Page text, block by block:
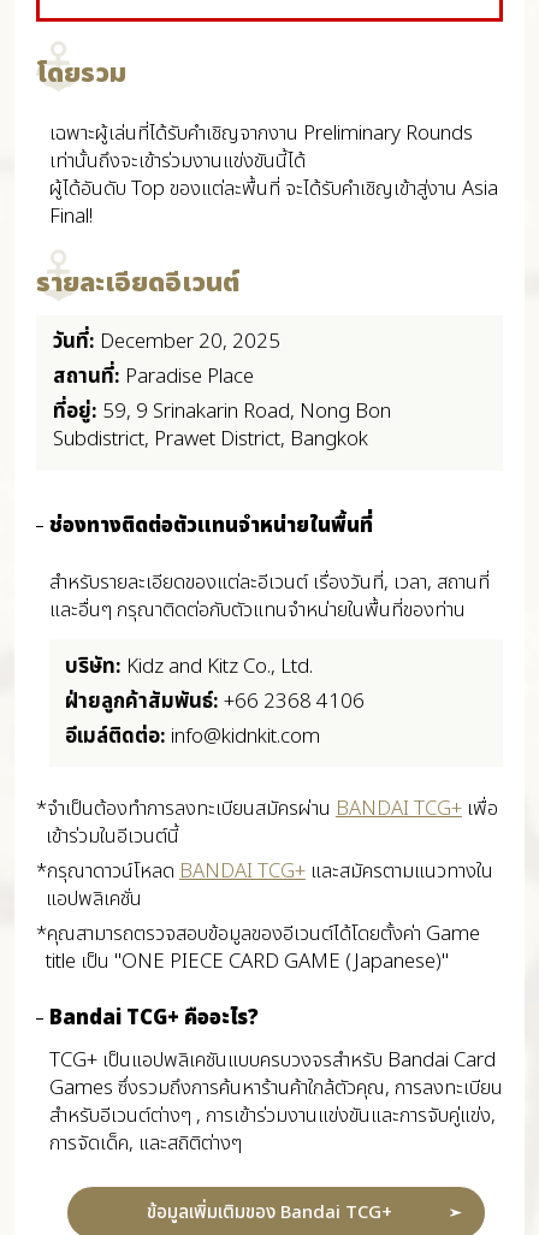
โดยรวม
เฉพาะผู้เล่นที่ได้รับคำเชิญจากงาน Preliminary Rounds
เท่านั้นถึงจะเข้าร่วมงานแข่งขันนี้ได้
ผู้ได้อันดับ Top ของแต่ละพื้นที่ จะได้รับคำเชิญเข้าสู่งาน Asia
Final!
รายละเอียดอีเวนต์
วันที่: December 20, 2025
สถานที่: Paradise Place
ที่อยู่: 59, 9 Srinakarin Road, Nong Bon
Subdistrict, Prawet District, Bangkok
ช่องทางติดต่อตัวแทนจำหน่ายในพื้นที่
สำหรับรายละเอียดของแต่ละอีเวนต์ เรื่องวันที่, เวลา, สถานที่
และอื่นๆ กรุณาติดต่อกับตัวแทนจำหน่ายในพื้นที่ของท่าน
บริษัท: Kidz and Kitz Co., Ltd.
ฝ่ายลูกค้าสัมพันธ์:+66 2368 4106
อีเมล์ติดต่อ: info@kidnkit.com
*จำเป็นต้องทำการลงทะเบียนสมัครผ่าน BANDAI TCG+เพื่อ
เข้าร่วมในอีเวนต์นี้
*กรุณาดาวน์โหลดBANDAI TCG+และสมัครตามแนวทางใน
แอปพลิเคชั่น
*คุณสามารถตรวจสอบข้อมูลของอีเวนต์ได้โดยตั้งค่า Game
title เป็น "ONE PIECE CARD GAME (Japanese)"
Bandai TCG+ คืออะไร?
TCG+ เป็นแอปพลิเคชันแบบครบวงจรสำหรับ Bandai Card
Games ซึ่งรวมถึงการค้นหาร้านค้าใกล้ตัวคุณ, การลงทะเบียน
สำหรับอีเวนต์ต่างๆ , การเข้าร่วมงานแข่งขันและการจับคู่แข่ง,
การจัดเด็ค, และสถิติต่างๆ
ข้อมูลเพิ่มเติมของ Bandai TCG+